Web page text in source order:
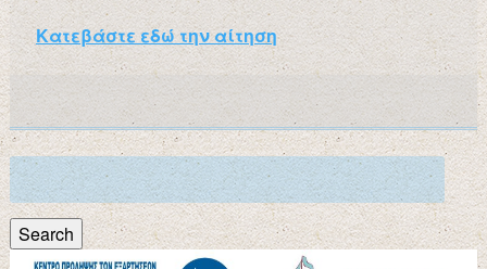
Κατεβάστε εδώ την αίτηση
Search
for:
Search